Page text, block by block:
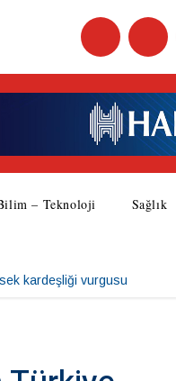
– Teknoloji Sağlık
kardeşliği vurgusu